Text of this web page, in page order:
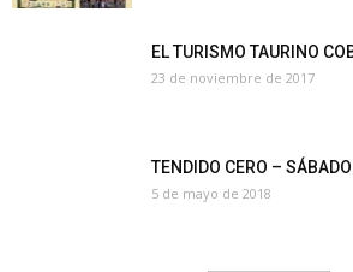
EL TURISMO TAURINO
23 de noviembre de 2017
TENDIDO CERO –
5 de mayo de 2018